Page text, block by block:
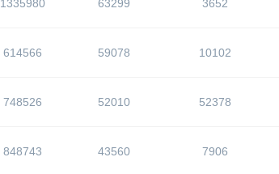
1335980 63299 3652
614566 59078 10102
748526 52010 52378
848743 43560 7906